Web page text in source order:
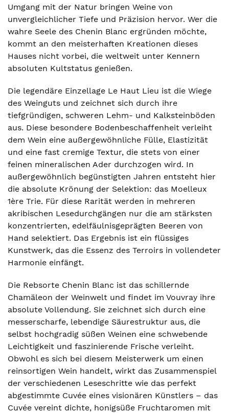
Umgang mit der Natur bringen Weine von
unvergleichlicher Tiefe und Präzision hervor. Wer die
wahre Seele des Chenin Blanc ergründen möchte,
kommt an den meisterhaften Kreationen dieses
Hauses nicht vorbei, die weltweit unter Kennern
absoluten Kultstatus genießen.
Die legendäre Einzellage Le Haut Lieu ist die Wiege
des Weinguts und zeichnet sich durch ihre
tiefgründigen, schweren Lehm- und Kalksteinböden
aus. Diese besondere Bodenbeschaffenheit verleiht
dem Wein eine außergewöhnliche Fülle, Elastizität
und eine fast cremige Textur, die stets von einer
feinen mineralischen Ader durchzogen wird. In
außergewöhnlich begünstigten Jahren entsteht hier
die absolute Krönung der Selektion: das Moelleux
1ère Trie. Für diese Rarität werden in mehreren
akribischen Lesedurchgängen nur die am stärksten
konzentrierten, edelfäulnisgeprägten Beeren von
Hand selektiert. Das Ergebnis ist ein flüssiges
Kunstwerk, das die Essenz des Terroirs in vollendeter
Harmonie einfängt.
Die Rebsorte Chenin Blanc ist das schillernde
Chamäleon der Weinwelt und findet im Vouvray ihre
absolute Vollendung. Sie zeichnet sich durch eine
messerscharfe, lebendige Säurestruktur aus, die
selbst hochgradig süßen Weinen eine schwebende
Leichtigkeit und faszinierende Frische verleiht.
Obwohl es sich bei diesem Meisterwerk um einen
reinsortigen Wein handelt, wirkt das Zusammenspiel
der verschiedenen Leseschritte wie das perfekt
abgestimmte Cuvée eines visionären Künstlers – das
Cuvée vereint dichte, honigsüße Fruchtaromen mit